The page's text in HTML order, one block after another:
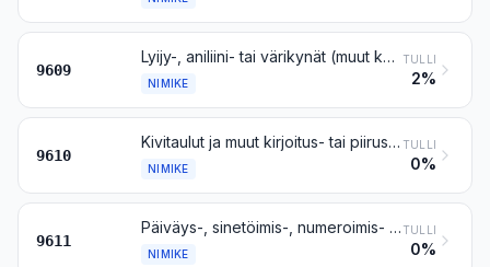
9609
Lyijy-, aniliini- tai värikynät (muut kuin nimikkeeseen 9608 kuuluvat), kivikynät, irtolyijyt, myös värilliset, pastelli- ja muut väriliidut, piirustushiilet, kirjoitus- tai piirustusliitu sekä vaatturinliitu
NIMIKE
TULLI
2%
9610
Kivitaulut ja muut kirjoitus- tai piirustustaulut, myös kehystetyt
NIMIKE
TULLI
0%
9611
Päiväys-, sinetöimis-, numeroimis- ja niiden kaltaiset leimasimet (myös nimilippujen painamislaitteet ja kohokirjoittimet), käsikäyttöiset; käsikäyttöiset latomahaat sekä käsinpainantasarjat, joissa on tällaiset latomahaat
NIMIKE
TULLI
0%